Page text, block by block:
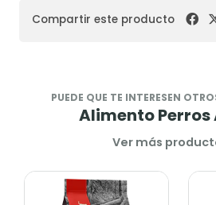
Compartir este producto
PUEDE QUE TE INTERESEN
Alimento
Ver más